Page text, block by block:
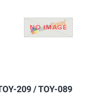
209 / TOY-089